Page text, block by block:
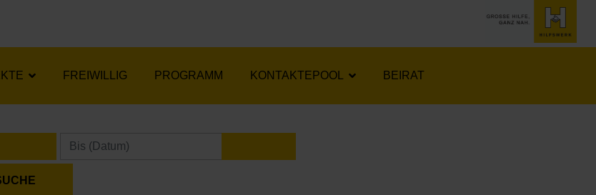
FREIWILLIG PROGRAMM KONTAKTEPOOL BEIRAT
KALENDER ÖFFNEN